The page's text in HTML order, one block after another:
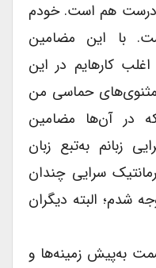
درست هم است. خودم
این مضامین
کارهایم در این
حماسی من
در آن‌ها مضامین
زبانم به‌تبع زبان
سرایی چندان
البته دیگران
به‌پیش زمینه‌ها و